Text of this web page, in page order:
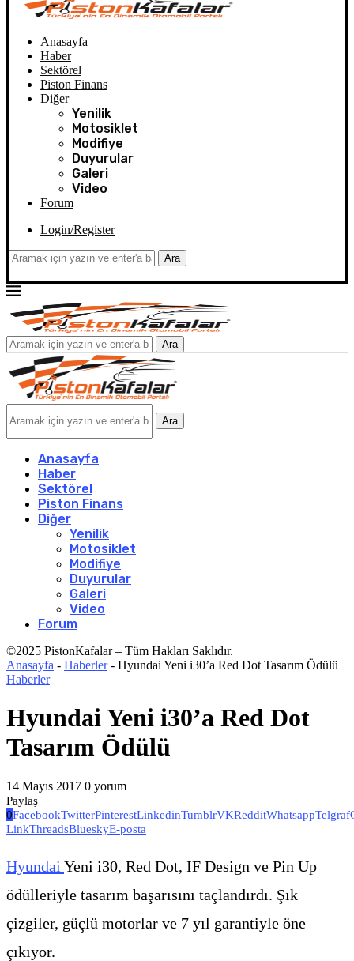
Anasayfa
Haber
Sektörel
Piston Finans
Diğer
Yenilik
Motosiklet
Modifiye
Duyurular
Galeri
Video
Forum
Login/Register
Ara
Ara
Ara
Anasayfa
Haber
Sektörel
Piston Finans
Diğer
Yenilik
Motosiklet
Modifiye
Duyurular
Galeri
Video
Forum
©2025 PistonKafalar – Tüm Hakları Saklıdır.
Anasayfa - Haberler- Hyundai Yeni i30’a Red Dot Tasarım Ödülü
Haberler
Hyundai Yeni i30’a Red Dot
Tasarım Ödülü
14 Mayıs 2017 0 yorum
Paylaş
0FacebookTwitterPinterestLinkedinTumblrVKRedditWhatsappTelgraf
LinkThreadsBlueskyE-posta
Hyundai Yeni i30, Red Dot, IF Design ve Pin Up
ödülleriyle tasarım başarısını taçlandırdı. Şık
çizgiler, güçlü motorlar ve 7 yıl garantiyle öne
çıkıyor.